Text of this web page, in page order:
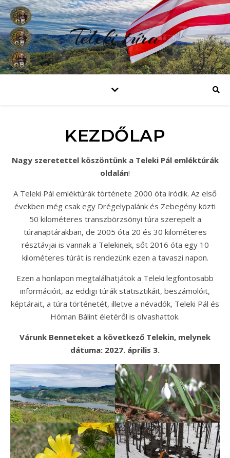
Teleki túra
KEZDŐLAP
Nagy szeretettel köszöntünk a Teleki Pál emléktúrák
oldalán!
A Teleki Pál emléktúrák története 2000 óta íródik. Az első
években még csak egy Drégelypalánk és Zebegény közti
50 kilométeres transzbörzsönyi túra szerepelt a
túranaptárakban, de 2005 óta 20 és 30 kilométeres
résztávjai is vannak a Telekinek, sőt 2016 óta egy 10
kilométeres túrát is rendezünk ezen a tavaszi napon.
Ezen a honlapon megtalálhatjátok a Teleki legfontosabb
információit, az eddigi túrák statisztikáit, beszámolóit,
képtárait, a túra történetét, illetve a névadók, Teleki Pál és
Hóman Bálint életéről is olvashattok.
Várunk Benneteket a következő Telekin, melynek
dátuma: 2027. április 3.